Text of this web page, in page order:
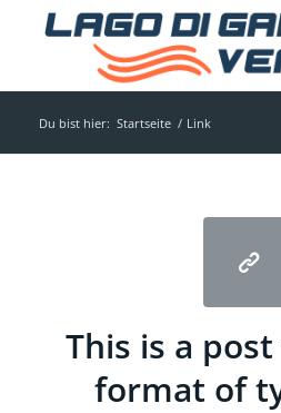
Du bist hier: Startseite / Link
This is a
format of